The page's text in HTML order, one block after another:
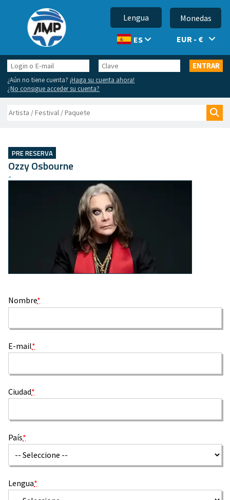
Lengua
ES
Monedas
EUR - €
Login
o
E-
mail
Clave ENTRAR
¿Aún no tiene cuenta?¡Haga su cuenta ahora!
¿No consigue acceder su cuenta?
Buscar
PRE RESERVA
Ozzy Osbourne
-
Nombre*
E-mail*
Ciudad*
País*
Lengua*